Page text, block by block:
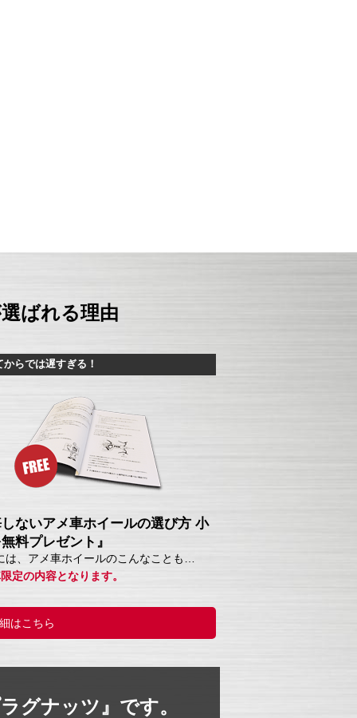
ばれる理由
からでは遅すぎる！
しないアメ車ホイールの選び方 小
料プレゼント』
は、アメ車ホイールのこんなことも…
定の内容となります。
はこちら
グナッツ』です。